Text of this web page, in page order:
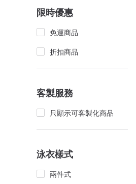
限時優惠
免運商品
折扣商品
客製服務
只顯示可客製化商品
泳衣樣式
兩件式